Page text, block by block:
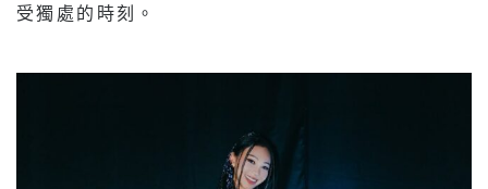
受獨處的時刻。